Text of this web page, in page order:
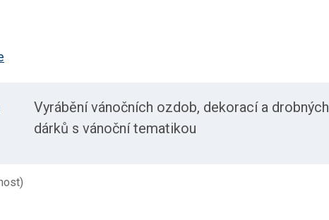
Vyrábění vánočních ozdob, dekorací a drobných
dárků s vánoční tematikou